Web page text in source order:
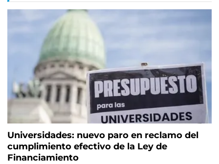
Universidades: nuevo paro en reclamo del
cumplimiento efectivo de la Ley de
Financiamiento